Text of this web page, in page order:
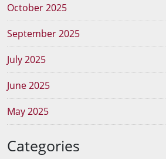
October 2025
September 2025
July 2025
June 2025
May 2025
Categories